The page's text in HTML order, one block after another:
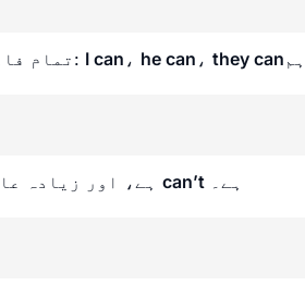
تمام فاعلوں کے ساتھ ایک ہی رہتا ہے: I can ، he can ، they can
can’t ہے۔